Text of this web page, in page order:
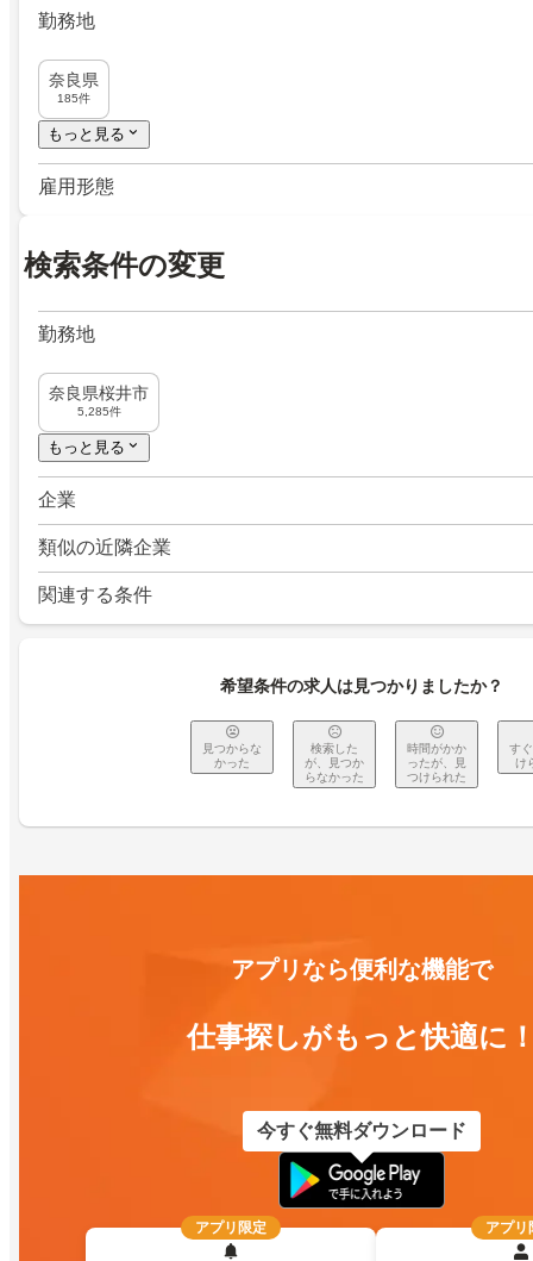
勤務地
奈良県
185件
もっと見る
雇用形態
検索条件の変更
勤務地
奈良県桜井市
5,285件
もっと見る
企業
類似の近隣企業
関連する条件
希望条件の求人は見つかりましたか？
見つからな
かった
検索した
が、見つか
らなかった
時間がかか
ったが、見
つけられた
す
け
アプリなら便利な機能で
仕事探しがもっと快適に
今すぐ無料ダウンロード
アプリ限定 アプリ